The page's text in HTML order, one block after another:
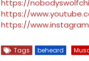
https://
https://
https://
Tags beheard